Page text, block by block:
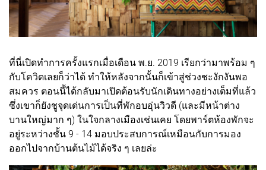
ที่นี่เปิดทำการครั้งแรกเมื่อเดือน พ.ย. 2019 เรียกว่ามาพร้อม ๆ
กับโควิดเลยก็ว่าได้ ทำให้หลังจากนั้นก็เข้าสู่ช่วงชะงักงันพอ
สมควร ตอนนี้ได้กลับมาเปิดต้อนรับนักเดินทางอย่างเต็มที่แล้ว
ซึ่งเขาก็ยังชูจุดเด่นการเป็นที่พักอบอุ่นวิวดี (และมีหน้าต่าง
บานใหญ่มาก ๆ) ในใจกลางเมืองเช่นเคย โดยพาร์ตห้องพักจะ
อยู่ระหว่างชั้น 9 - 14 มอบประสบการณ์เหมือนกับการมอง
ออกไปจากบ้านต้นไม้ได้จริง ๆ เลยล่ะ